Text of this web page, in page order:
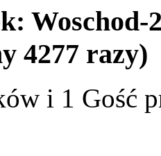
4277 razy)
i 1 Gość